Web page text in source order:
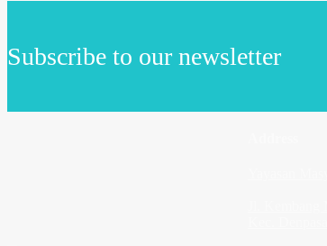
Subscribe to our newsletter